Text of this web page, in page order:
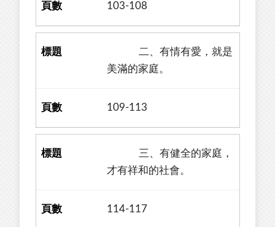
103-108
二、有情有愛，就是
美滿的家庭。
109-113
三、有健全的家庭，
才有祥和的社會。
114-117